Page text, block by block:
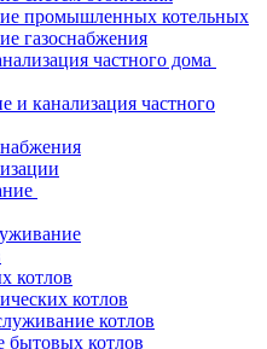
промышленных котельных
газоснабжения
частного дома
и канализация частного
котлов
котлов
котлов
бытовых котлов